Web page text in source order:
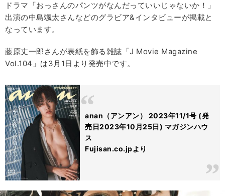
ドラマ「おっさんのパンツがなんだっていいじゃないか！」
出演の中島颯太さんなどのグラビア&インタビューが掲載と
なっています。
藤原丈一郎さんが表紙を飾る雑誌「J Movie Magazine
Vol.104」は3月1日より発売中です。
anan（アンアン） 2023年11/1号 (発
売日2023年10月25日) マガジンハウ
ス
Fujisan.co.jpより